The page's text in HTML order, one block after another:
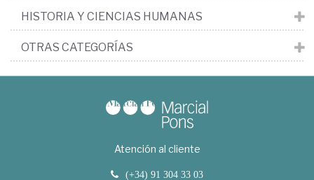
HISTORIA Y CIENCIAS HUMANAS
OTRAS CATEGORÍAS
Atención al cliente
(+34) 91 304 33 03